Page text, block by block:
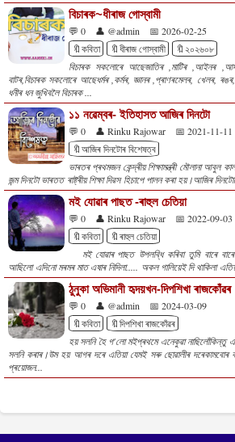
বিচাৰক~ধীৰাজ গোস্বামী
💬 0 👤 @admin
📅 2026-02-25
🔖কবিতা
🔖ধীৰাজ গোস্বামী
🔖২০২৬০৮
বিচাৰক সকলোৰে আছেজাতিৰ ,মাটিৰ ,আইনৰ
বাটৰ,বিচাৰক সকলোৰে আছেধৰ্মৰ ,কৰ্মৰ, জ্ঞানৰ ,প্ৰাণৰমেলৰ, খেলৰ,
ধনীৰ ধন জুখিবলৈ বিচাৰক ...
১১ নৱেম্বৰ- ইতিহাসত আজিৰ দিনটো
💬 0 👤 Rinku Rajowar
📅 2021-11-11
🔖আজিৰ দিনটোৰ বিশেষত্ব
ভাৰতৰ প্ৰথমজন কেন্দ্ৰীয় শিক্ষামন্ত্ৰী মৌলানা আবুল
জন্ম দিনটো ভাৰতত ৰাষ্ট্ৰীয় শিক্ষা দিৱস হিচাপে পালন কৰা হয়।আজিৰ
মই যোৱাৰ পাছত -ৰাহুল চেতিয়া
💬 0 👤 Rinku Rajowar
📅 2022-09-03
🔖কবিতা
🔖ৰাহুল চেতিয়া
মই যোৱাৰ পাছত উপলব্ধি কৰিবা তুমি বাৰে
আছিলো এদিনো মৰমৰ মাত এষাৰ নিদিলা..... অকল গালিয়েই দি থাকিলা
ঠুনুকা অভিমানী হৃদয়খন-দিপশিখা ৰাজকোঁৱৰ
💬 0 👤 @admin
📅 2024-03-09
🔖কবিতা
🔖দিপশিখা ৰাজকোঁৱৰ
হয় সলনি হৈ গ'লো মইপ্ৰথমে এনেকুৱা নাছিলোঁকিন্তু
সলনি কৰাৰ।উম হয় আগৰ দৰে এতিয়া যেমই সৰু ছোৱালীৰ দৰেকামবোৰ
প্ৰয়োজন...